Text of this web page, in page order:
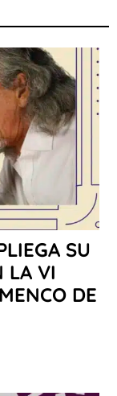
SU
LA VI
DE